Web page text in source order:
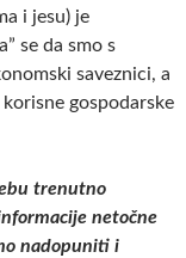
i jesu) je
se da smo s
saveznici, a
gospodarske
trenutno
netočne
nadopuniti i